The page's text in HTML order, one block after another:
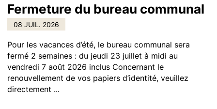
Fermeture du bureau communal
08 JUIL. 2026
Pour les vacances d’été, le bureau communal sera
fermé 2 semaines : du jeudi 23 juillet à midi au
vendredi 7 août 2026 inclus Concernant le
renouvellement de vos papiers d’identité, veuillez
directement ...